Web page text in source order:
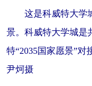
这是科威特大学
景。科威特大学城是
特“2035国家愿景”
尹炣摄